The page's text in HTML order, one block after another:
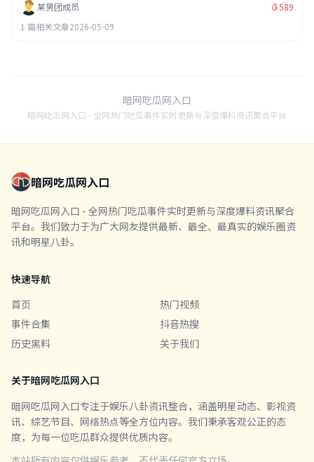
某男团成员
589
1 篇相关文章2026-05-09
暗网吃瓜网入口
暗网吃瓜网入口 - 全网热门吃瓜事件实时更新与深度爆料资讯聚合平台
暗网吃瓜网入口
暗网吃瓜网入口 - 全网热门吃瓜事件实时更新与深度爆料资讯聚合
平台。我们致力于为广大网友提供最新、最全、最真实的娱乐圈资
讯和明星八卦。
快速导航
首页
热门视频
事件合集
抖音热搜
历史黑料
关于我们
关于暗网吃瓜网入口
暗网吃瓜网入口专注于娱乐八卦资讯整合，涵盖明星动态、影视资
讯、综艺节目、网络热点等全方位内容。我们秉承客观公正的态
度，为每一位吃瓜群众提供优质内容。